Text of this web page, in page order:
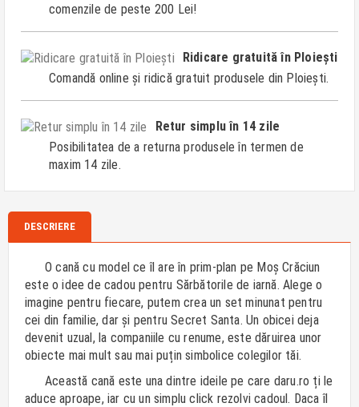
comenzile de peste 200 Lei!
Ridicare gratuită în Ploiești
Comandă online și ridică gratuit produsele din Ploiești.
Retur simplu în 14 zile
Posibilitatea de a returna produsele în termen de
maxim 14 zile.
DESCRIERE
O cană cu model ce îl are în prim-plan pe Moș Crăciun
este o idee de cadou pentru Sărbătorile de iarnă. Alege o
imagine pentru fiecare, putem crea un set minunat pentru
cei din familie, dar și pentru Secret Santa. Un obicei deja
devenit uzual, la companiile cu renume, este dăruirea unor
obiecte mai mult sau mai puțin simbolice colegilor tăi.
Această cană este una dintre ideile pe care daru.ro ți le
aduce aproape, iar cu un simplu click rezolvi cadoul. Daca îl